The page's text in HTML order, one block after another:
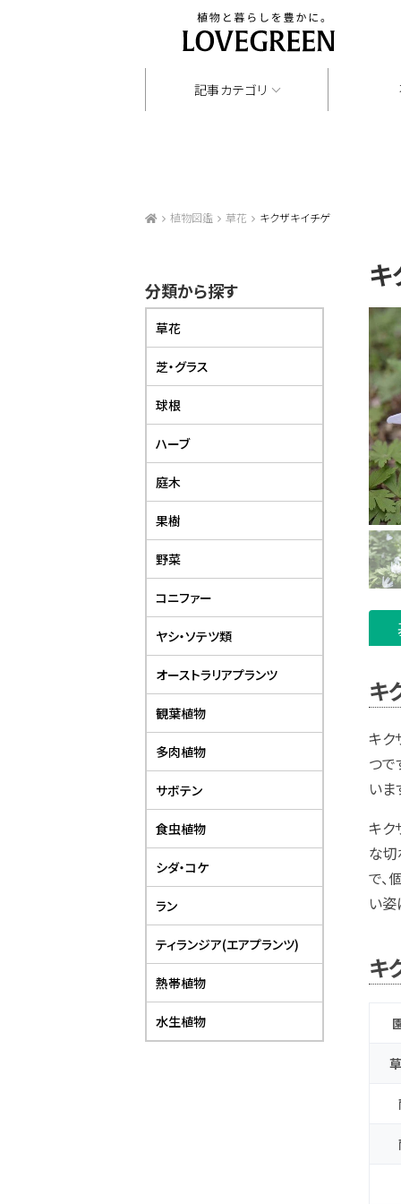
記事カテゴリ
植物図鑑 草花 キクザキイチゲ
キ
キク
つで
い
キク
な切
で、
い姿
キ
分類から探す
草花
芝・グラス
球根
ハーブ
庭木
果樹
野菜
コニファー
ヤシ・ソテツ類
オーストラリアプランツ
観葉植物
多肉植物
サボテン
食虫植物
シダ・コケ
ラン
ティランジア(エアプランツ)
熱帯植物
水生植物